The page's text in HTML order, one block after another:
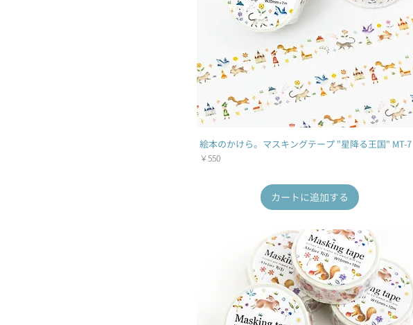
絵本のかけら。マスキングテープ "星降る王国" MT-7
価格
￥550
カートに追加する